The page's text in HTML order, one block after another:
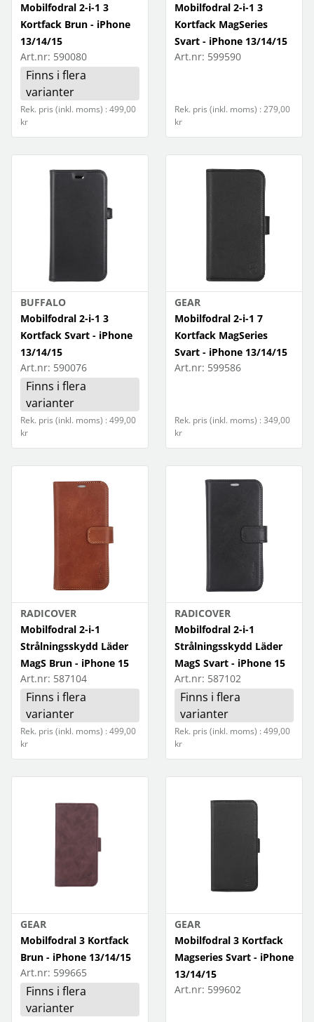
Mobilfodral 2-i-1 3
Kortfack Brun - iPhone
13/14/15
Art.nr: 590080
Finns i flera
varianter
Rek. pris (inkl. moms) : 499,00
kr
Mobilfodral 2-i-1 3
Kortfack MagSeries
Svart - iPhone 13/14/15
Art.nr: 599590
Rek. pris (inkl. moms) : 279,00
kr
BUFFALO
Mobilfodral 2-i-1 3
Kortfack Svart - iPhone
13/14/15
Art.nr: 590076
Finns i flera
varianter
Rek. pris (inkl. moms) : 499,00
kr
GEAR
Mobilfodral 2-i-1 7
Kortfack MagSeries
Svart - iPhone 13/14/15
Art.nr: 599586
Rek. pris (inkl. moms) : 349,00
kr
RADICOVER
Mobilfodral 2-i-1
Strålningsskydd Läder
MagS Brun - iPhone 15
Art.nr: 587104
Finns i flera
varianter
Rek. pris (inkl. moms) : 499,00
kr
RADICOVER
Mobilfodral 2-i-1
Strålningsskydd Läder
MagS Svart - iPhone 15
Art.nr: 587102
Finns i flera
varianter
Rek. pris (inkl. moms) : 499,00
kr
GEAR
Mobilfodral 3 Kortfack
Brun - iPhone 13/14/15
Art.nr: 599665
Finns i flera
varianter
GEAR
Mobilfodral 3 Kortfack
Magseries Svart - iPhone
13/14/15
Art.nr: 599602